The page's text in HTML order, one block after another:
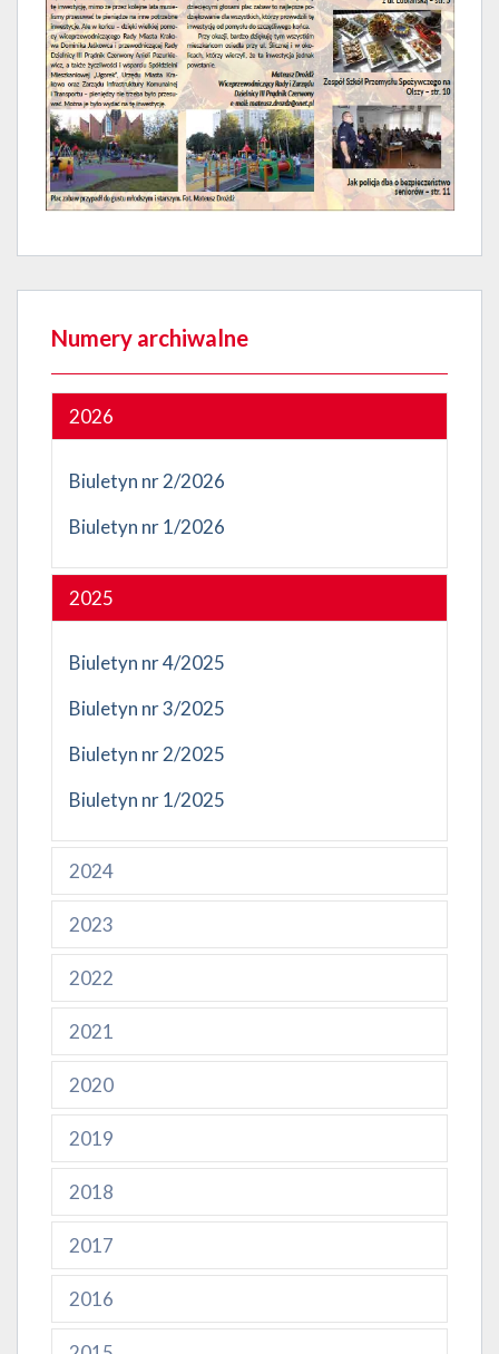
Numery archiwalne
2026
Biuletyn nr 2/2026
Biuletyn nr 1/2026
2025
Biuletyn nr 4/2025
Biuletyn nr 3/2025
Biuletyn nr 2/2025
Biuletyn nr 1/2025
2024
2023
2022
2021
2020
2019
2018
2017
2016